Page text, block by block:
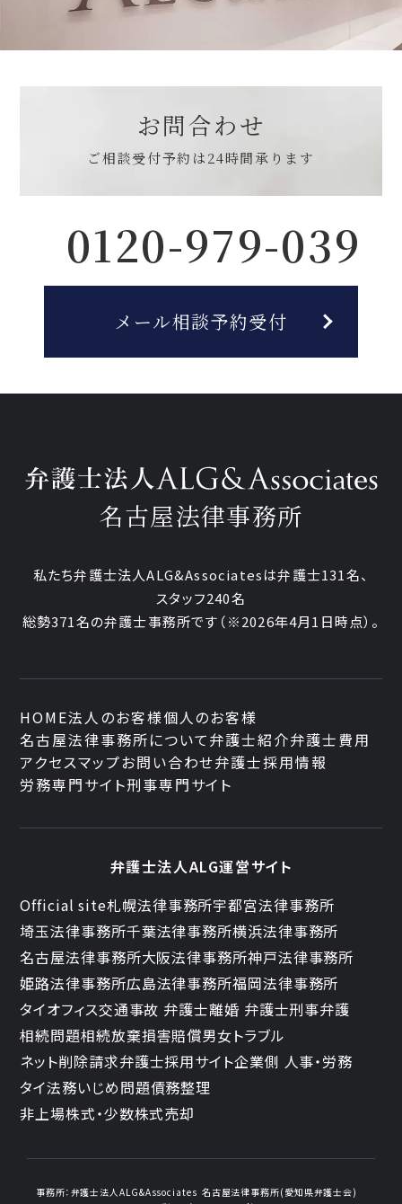
お問合わせ
ご相談受付予約は24時間承ります
0120-979-039
メール相談予約受付
名古屋法律事務所
私たち弁護士法人ALG&Associatesは弁護士131名、
スタッフ240名
総勢371名の弁護士事務所です （※2026年4月1日時点）。
HOME法人のお客様個人のお客様
名古屋法律事務所について弁護士紹介弁護士費用
アクセスマップお問い合わせ弁護士採用情報
労務専門サイト刑事専門サイト
弁護士法人ALG運営サイト
Official site札幌法律事務所宇都宮法律事務所
埼玉法律事務所千葉法律事務所横浜法律事務所
名古屋法律事務所大阪法律事務所神戸法律事務所
姫路法律事務所広島法律事務所福岡法律事務所
タイオフィス交通事故 弁護士離婚 弁護士刑事弁護
相続問題相続放棄損害賠償男女トラブル
ネット削除請求弁護士採用サイト企業側 人事・労務
タイ法務いじめ問題債務整理
非上場株式・少数株式売却
事務所： 弁護士法人ALG&Associates 名古屋法律事務所(愛知県弁護士会)